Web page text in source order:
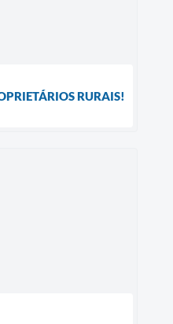
RURAIS!